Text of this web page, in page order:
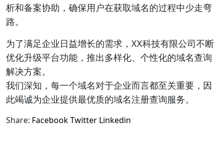
析和备案协助，确保用户在获取域名的过程中少走弯
路。
为了满足企业日益增长的需求，XX科技有限公司不断
优化升级平台功能，推出多样化、个性化的域名查询
解决方案。
我们深知，每一个域名对于企业而言都至关重要，因
此竭诚为企业提供最优质的域名注册查询服务。
Share: FacebookTwitter Linkedin